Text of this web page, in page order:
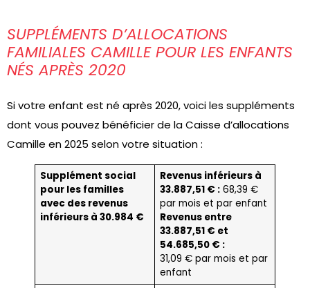
SUPPLÉMENTS D’ALLOCATIONS
FAMILIALES CAMILLE POUR LES ENFANTS
NÉS APRÈS 2020
Si votre enfant est né après 2020, voici les suppléments
dont vous pouvez bénéficier de la Caisse d’allocations
Camille en 2025 selon votre situation :
Supplément social
pour les familles
avec des revenus
inférieurs à 30.984 €
Revenus inférieurs à
33.887,51 € :68,39 €
par mois et par enfant
Revenus entre
33.887,51 € et
54.685,50 € :
31,09 € par mois et par
enfant